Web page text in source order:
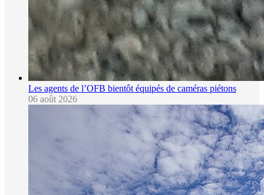
Les agents de l’OFB bientôt équipés de caméras piétons
06 août 2026